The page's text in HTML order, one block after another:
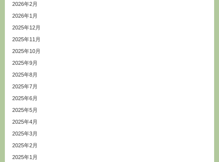
2026年2月
2026年1月
2025年12月
2025年11月
2025年10月
2025年9月
2025年8月
2025年7月
2025年6月
2025年5月
2025年4月
2025年3月
2025年2月
2025年1月